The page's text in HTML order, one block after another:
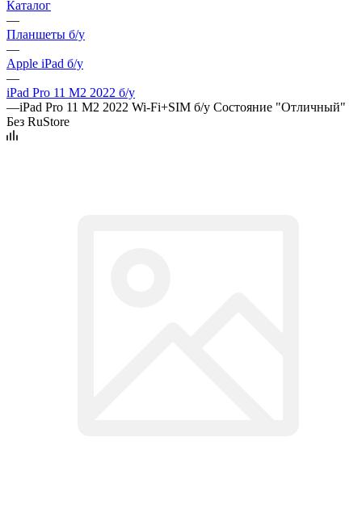
Каталог
—
Планшеты б/у
—
Apple iPad б/у
—
iPad Pro 11 M2 2022 б/у
—iPad Pro 11 M2 2022 Wi-Fi+SIM б/у Состояние "Отличный"
Без RuStore